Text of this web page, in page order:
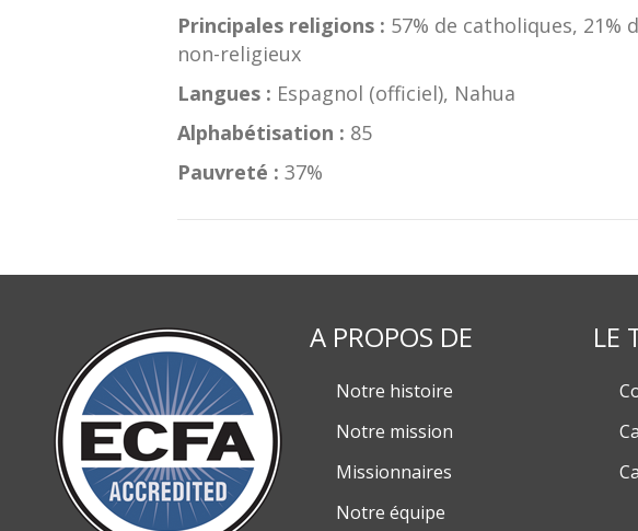
Principales religions : 57% de catholiques, 21%
non-religieux
Langues : Espagnol (officiel), Nahua
Alphabétisation : 85
Pauvreté : 37%
A PROPOS DE
Notre histoire
Notre mission
Missionnaires
Notre équipe
LE